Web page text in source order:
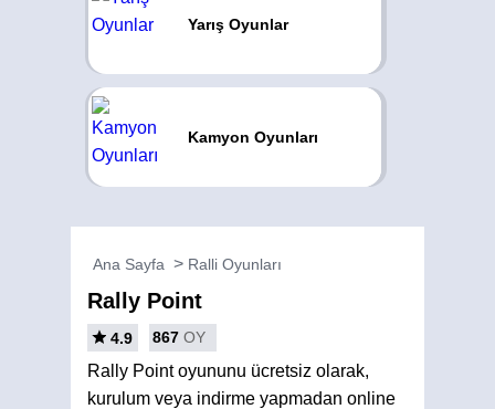
Yarış Oyunlar
Kamyon Oyunları
Ana Sayfa Ralli Oyunları
Rally Point
4.9 867 OY
Rally Point oyununu ücretsiz olarak,
kurulum veya indirme yapmadan online